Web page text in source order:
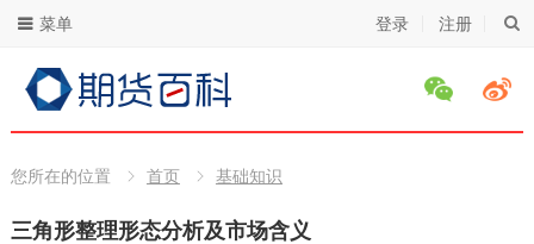
登录 注册
菜单
您所在的位置 首页 基础知识
三角形整理形态分析及市场含义